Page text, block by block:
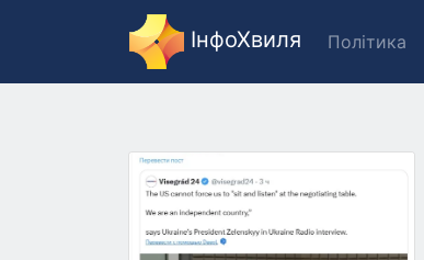
ІнфоХвиля Політика